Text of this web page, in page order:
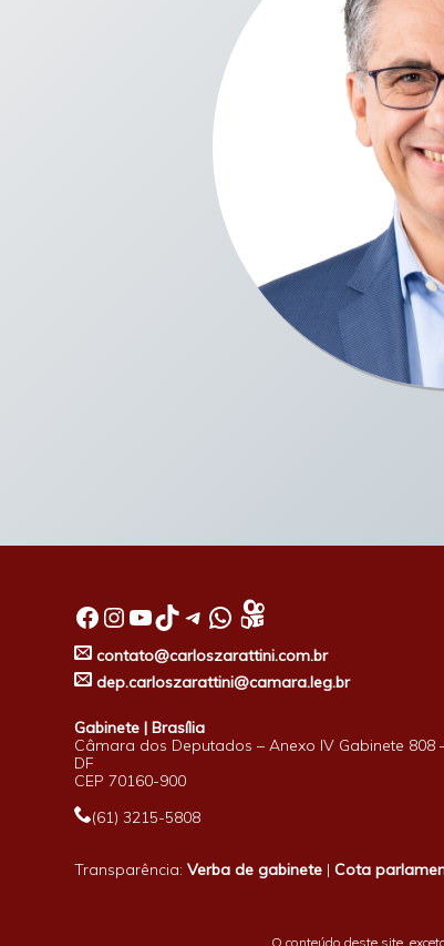
Facebook InstagramYoutube TikTok Telegram WhatsApp
contato@carloszarattini.com.br
dep.carloszarattini@camara.leg.br
Gabinete | Brasília
Câmara dos Deputados – Anexo IV Gabinete 808
DF
CEP 70160-900
(61) 3215-5808
Transparência:Verba de gabinete |Cota
O conteúdo deste site,